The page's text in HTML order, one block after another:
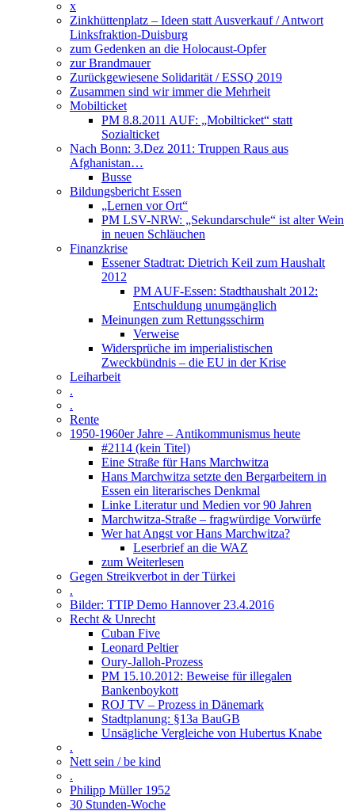
x
Zinkhüttenplatz – Ideen statt Ausverkauf / Antwort
Linksfraktion-Duisburg
zum Gedenken an die Holocaust-Opfer
zur Brandmauer
Zurückgewiesene Solidarität / ESSQ 2019
Zusammen sind wir immer die Mehrheit
Mobilticket
PM 8.8.2011 AUF: „Mobilticket“ statt
Sozialticket
Nach Bonn: 3.Dez 2011: Truppen Raus aus
Afghanistan…
Busse
Bildungsbericht Essen
„Lernen vor Ort“
PM LSV-NRW: „Sekundarschule“ ist alter Wein
in neuen Schläuchen
Finanzkrise
Essener Stadtrat: Dietrich Keil zum Haushalt
2012
PM AUF-Essen: Stadthaushalt 2012:
Entschuldung unumgänglich
Meinungen zum Rettungsschirm
Verweise
Widersprüche im imperialistischen
Zweckbündnis – die EU in der Krise
Leiharbeit
.
.
Rente
1950-1960er Jahre – Antikommunismus heute
#2114 (kein Titel)
Eine Straße für Hans Marchwitza
Hans Marchwitza setzte den Bergarbeitern in
Essen ein literarisches Denkmal
Linke Literatur und Medien vor 90 Jahren
Marchwitza-Straße – fragwürdige Vorwürfe
Wer hat Angst vor Hans Marchwitza?
Leserbrief an die WAZ
zum Weiterlesen
Gegen Streikverbot in der Türkei
.
Bilder: TTIP Demo Hannover 23.4.2016
Recht & Unrecht
Cuban Five
Leonard Peltier
Oury-Jalloh-Prozess
PM 15.10.2012: Beweise für illegalen
Bankenboykott
ROJ TV – Prozess in Dänemark
Stadtplanung: §13a BauGB
Unsägliche Vergleiche von Hubertus Knabe
.
Nett sein / be kind
.
Philipp Müller 1952
30 Stunden-Woche